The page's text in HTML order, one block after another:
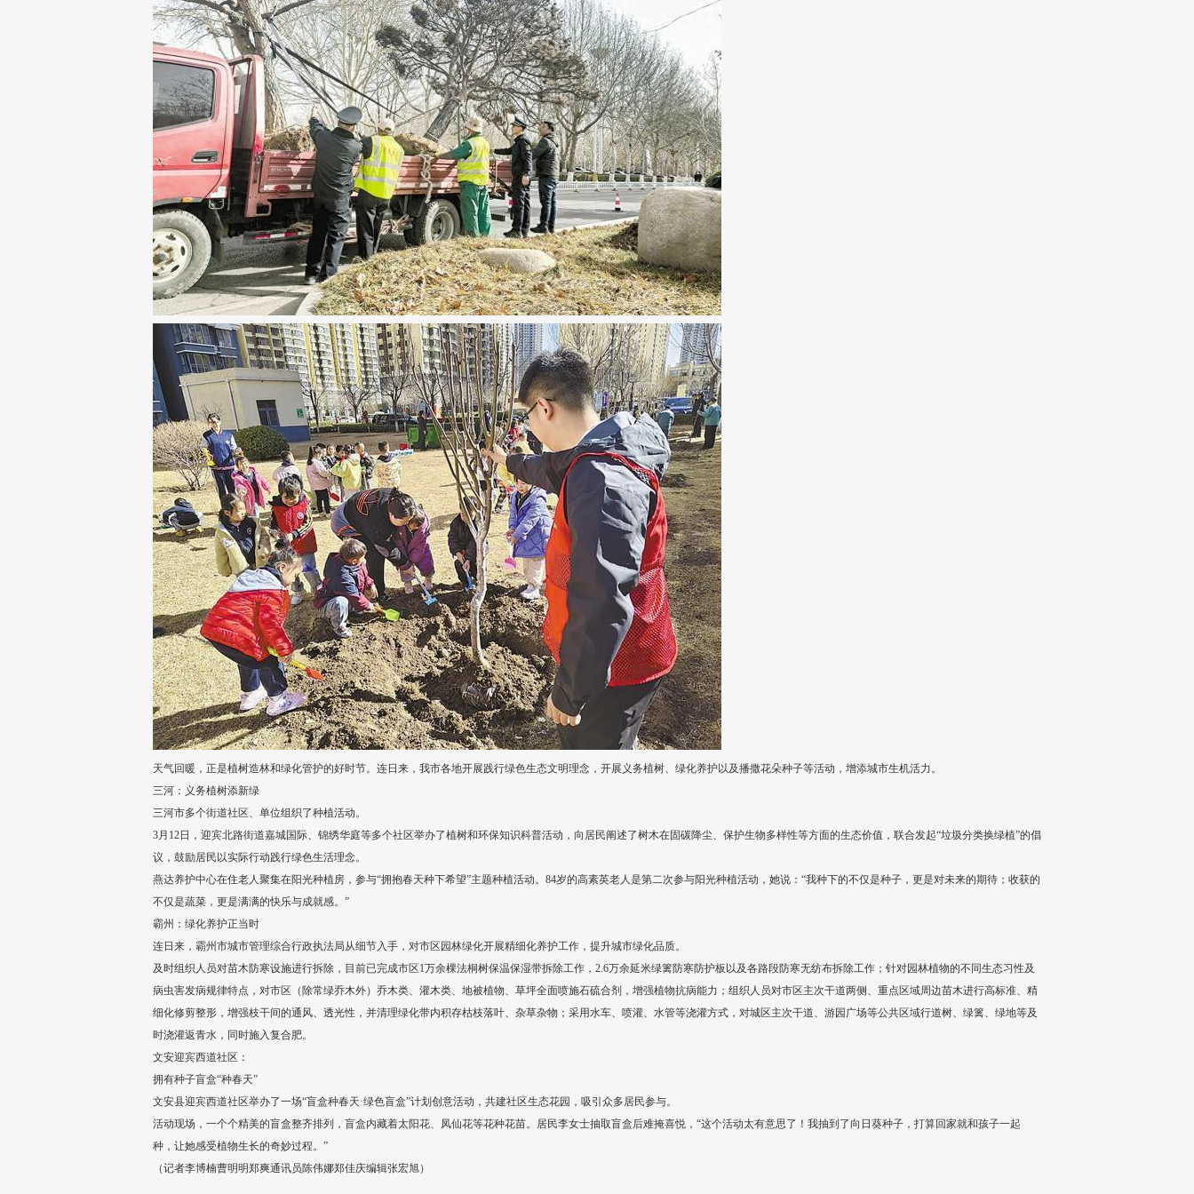
天气回暖，正是植树造林和绿化管护的好时节。连日来，我市各地开展践行绿色生态文明理念，开展义务植树、绿化养护以及播撒花朵种子等活动，增添城市生机活力。
三河：义务植树添新绿
三河市多个街道社区、单位组织了种植活动。
3月12日，迎宾北路街道嘉城国际、锦绣华庭等多个社区举办了植树和环保知识科普活动，向居民阐述了树木在固碳降尘、保护生物多样性等方面的生态价值，联合发起“垃圾分类换绿植”的倡
议，鼓励居民以实际行动践行绿色生活理念。
燕达养护中心在住老人聚集在阳光种植房，参与“拥抱春天种下希望”主题种植活动。84岁的高素英老人是第二次参与阳光种植活动，她说：“我种下的不仅是种子，更是对未来的期待；收获的
不仅是蔬菜，更是满满的快乐与成就感。”
霸州：绿化养护正当时
连日来，霸州市城市管理综合行政执法局从细节入手，对市区园林绿化开展精细化养护工作，提升城市绿化品质。
及时组织人员对苗木防寒设施进行拆除，目前已完成市区1万余棵法桐树保温保湿带拆除工作，2.6万余延米绿篱防寒防护板以及各路段防寒无纺布拆除工作；针对园林植物的不同生态习性及
病虫害发病规律特点，对市区（除常绿乔木外）乔木类、灌木类、地被植物、草坪全面喷施石硫合剂，增强植物抗病能力；组织人员对市区主次干道两侧、重点区域周边苗木进行高标准、精
细化修剪整形，增强枝干间的通风、透光性，并清理绿化带内积存枯枝落叶、杂草杂物；采用水车、喷灌、水管等浇灌方式，对城区主次干道、游园广场等公共区域行道树、绿篱、绿地等及
时浇灌返青水，同时施入复合肥。
文安迎宾西道社区：
拥有种子盲盒“种春天”
文安县迎宾西道社区举办了一场“盲盒种春天·绿色盲盒”计划创意活动，共建社区生态花园，吸引众多居民参与。
活动现场，一个个精美的盲盒整齐排列，盲盒内藏着太阳花、凤仙花等花种花苗。居民李女士抽取盲盒后难掩喜悦，“这个活动太有意思了！我抽到了向日葵种子，打算回家就和孩子一起
种，让她感受植物生长的奇妙过程。”
（记者李博楠曹明明郑爽通讯员陈伟娜郑佳庆编辑张宏旭）